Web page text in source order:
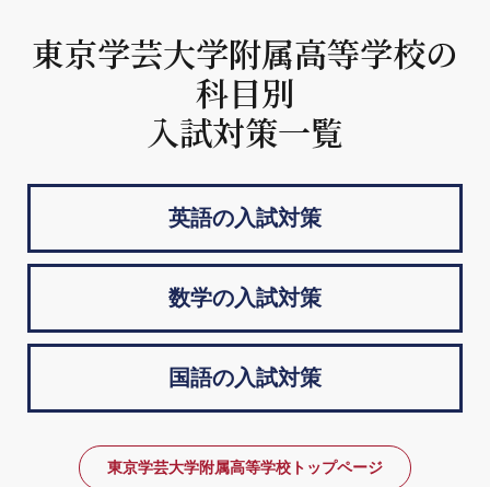
東京学芸大学附属高等学校の
科目別
入試対策一覧
英語の入試対策
数学の入試対策
国語の入試対策
東京学芸大学附属高等学校トップページ